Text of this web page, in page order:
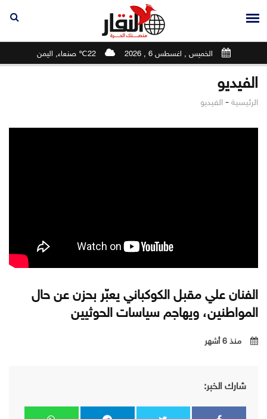
الخميس , اغسطس 6 , 2026 22℃ صنعاء, اليمن
الفيديو
الرئيسية - الفيديو
الفنان علي مقبل الكوكباني يعبّر بحزن عن حال
المواطنين، ويهاجم سياسات الحوثيين
منذ 6 أشهر
شارك الخبر: